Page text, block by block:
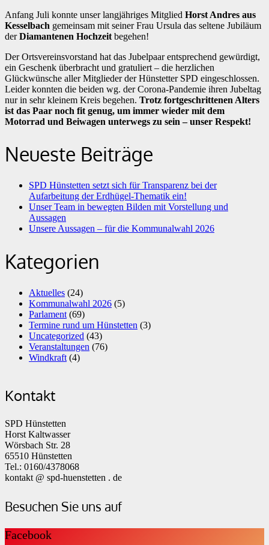
Anfang Juli konnte unser langjähriges Mitglied Horst Andres aus
Kesselbach gemeinsam mit seiner Frau Ursula das seltene Jubiläum
derDiamantenen Hochzeit begehen!
Der Ortsvereinsvorstand hat das Jubelpaar entsprechend gewürdigt,
ein Geschenk überbracht und gratuliert – die herzlichen
Glückwünsche aller Mitglieder der Hünstetter SPD eingeschlossen.
Leider konnten die beiden wg. der Corona-Pandemie ihren Jubeltag
nur in sehr kleinem Kreis begehen. Trotz fortgeschrittenen Alters
ist das Paar noch fit genug, um immer wieder mit dem
Motorrad und Beiwagen unterwegs zu sein – unser Respekt!
Neueste Beiträge
SPD Hünstetten setzt sich für Transparenz bei der
Aufarbeitung der Erdhügel-Thematik ein!
Unser Team in bewegten Bilden mit Vorstellung und
Aussagen
Unsere Aussagen – für die Kommunalwahl 2026
Kategorien
Aktuelles (24)
Kommunalwahl 2026 (5)
Parlament (69)
Termine rund um Hünstetten (3)
Uncategorized (43)
Veranstaltungen (76)
Windkraft (4)
Kontakt
SPD Hünstetten
Horst Kaltwasser
Wörsbach Str. 28
65510 Hünstetten
Tel.: 0160/4378068
kontakt @ spd-huenstetten . de
Besuchen Sie uns auf
Facebook